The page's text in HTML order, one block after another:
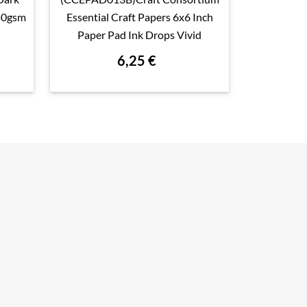
 Aperçu rapide
Essential Craft Papers 6x6 Inch
Paper Pad Ink Drops Vivid
6,25 €